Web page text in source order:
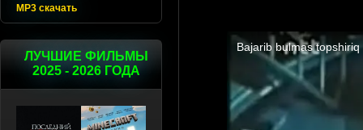
MP3 скачать
ЛУЧШИЕ ФИЛЬМЫ
2025 - 2026 ГОДА